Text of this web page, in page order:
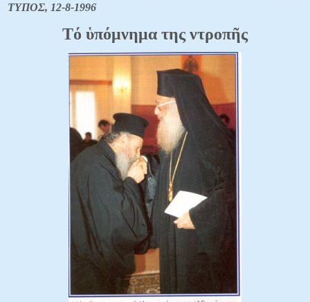
ΤΥΠΟΣ, 12-8-1996
Tό ὑπόμνημα της ντροπῆς